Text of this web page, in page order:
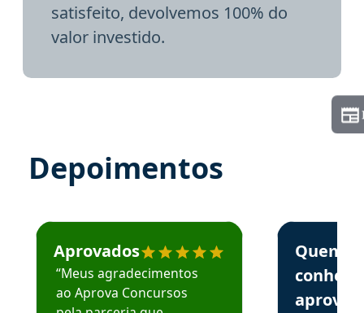
satisfeito, devolvemos 100% do
valor investido.
Depoimentos
Estudante José recomenda o Aprova Concursos em
Aprovados
“Meus agradecimentos
ao Aprova Concursos
Estudante
Quem
aprova